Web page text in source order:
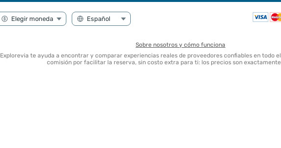
Sobre nosotros y cómo funciona
Explorevia te ayuda a encontrar y comparar experiencias reales de proveedores confiables en todo
comisión por facilitar la reserva, sin costo extra para ti: los precios son